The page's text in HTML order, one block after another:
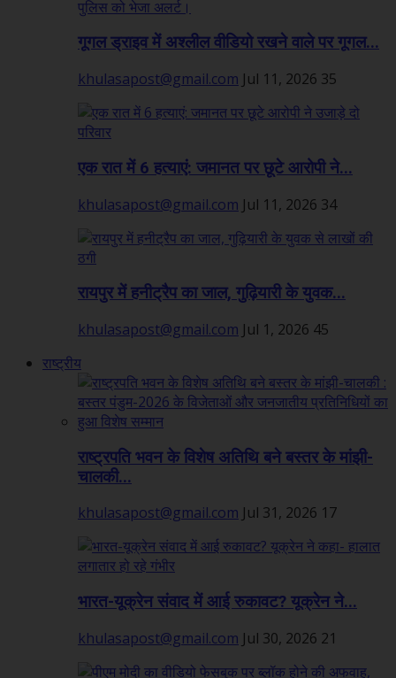
गूगल ड्राइव में अश्लील वीडियो रखने वाले पर गूगल...
khulasapost@gmail.com Jul 11, 2026 35
एक रात में 6 हत्याएं: जमानत पर छूटे आरोपी ने...
khulasapost@gmail.com Jul 11, 2026 34
रायपुर में हनीट्रैप का जाल, गुढ़ियारी के युवक...
khulasapost@gmail.com Jul 1, 2026 45
राष्ट्रीय
राष्ट्रपति भवन के विशेष अतिथि बने बस्तर के मांझी-
चालकी...
khulasapost@gmail.com Jul 31, 2026 17
भारत-यूक्रेन संवाद में आई रुकावट? यूक्रेन ने...
khulasapost@gmail.com Jul 30, 2026 21